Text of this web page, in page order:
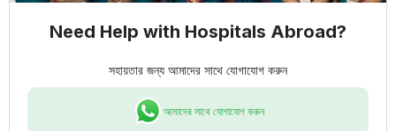
Need Help with Hospitals Abroad?
সহায়তার জন্য আমাদের সাথে যোগাযোগ করুন
আমাদের সাথে যোগাযোগ করুন